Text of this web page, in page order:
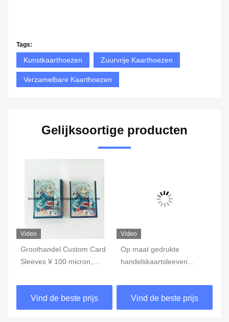
Tags:
Kunstkaarthoezen Zuurvrije Kaarthoezen
Verzamelbare Kaarthoezen
Gelijksoortige producten
Video
Groothandel Custom Card
Sleeves ¥ 100 micron,
Printing, Bescherm en laat
uw kaarten zien
Vind de beste prijs
Video
Op maat gedrukte
handelskaartsleeven
accessoires voor
klantvereisten
Vind de beste prijs